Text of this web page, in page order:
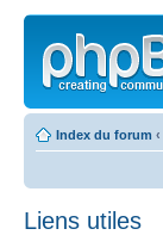
Index du forum ‹
Liens utiles